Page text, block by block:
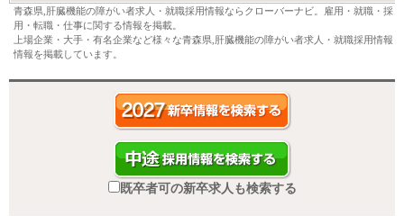
青森県,肝臓機能の障がい者求人・就職採用情報ならクローバーナビ。雇用・就職・採
用・転職・仕事に関する情報を掲載。
上場企業・大手・有名企業など様々な青森県,肝臓機能の障がい者求人・就職採用情報
情報を掲載しています。
既卒者可の新卒求人も検索する